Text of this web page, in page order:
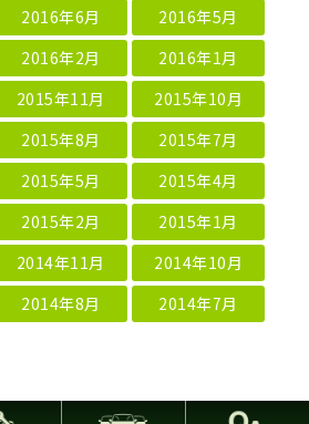
2016年6月
2016年5月
2016年2月
2016年1月
2015年11月
2015年10月
2015年8月
2015年7月
2015年5月
2015年4月
2015年2月
2015年1月
2014年11月
2014年10月
2014年8月 2014年7月